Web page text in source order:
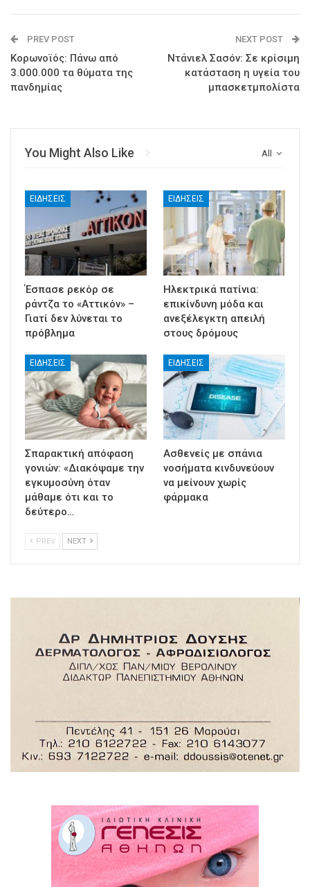
PREV POST
Κορωνοϊός: Πάνω από
3.000.000 τα θύματα της
πανδημίας
NEXT POST
Ντάνιελ Σασόν: Σε κρίσιμη
κατάσταση η υγεία του
μπασκετμπολίστα
All
You Might Also Like
ΕΙΔΉΣΕΙΣ
Έσπασε ρεκόρ σε
ράντζα το «Αττικόν» –
Γιατί δεν λύνεται το
πρόβλημα
ΕΙΔΉΣΕΙΣ
Ηλεκτρικά πατίνια:
επικίνδυνη μόδα και
ανεξέλεγκτη απειλή
στους δρόμους
ΕΙΔΉΣΕΙΣ
Σπαρακτική απόφαση
γονιών: «Διακόψαμε την
εγκυμοσύνη όταν
μάθαμε ότι και το
δεύτερο…
ΕΙΔΉΣΕΙΣ
Ασθενείς με σπάνια
νοσήματα κινδυνεύουν
να μείνουν χωρίς
φάρμακα
PREV NEXT